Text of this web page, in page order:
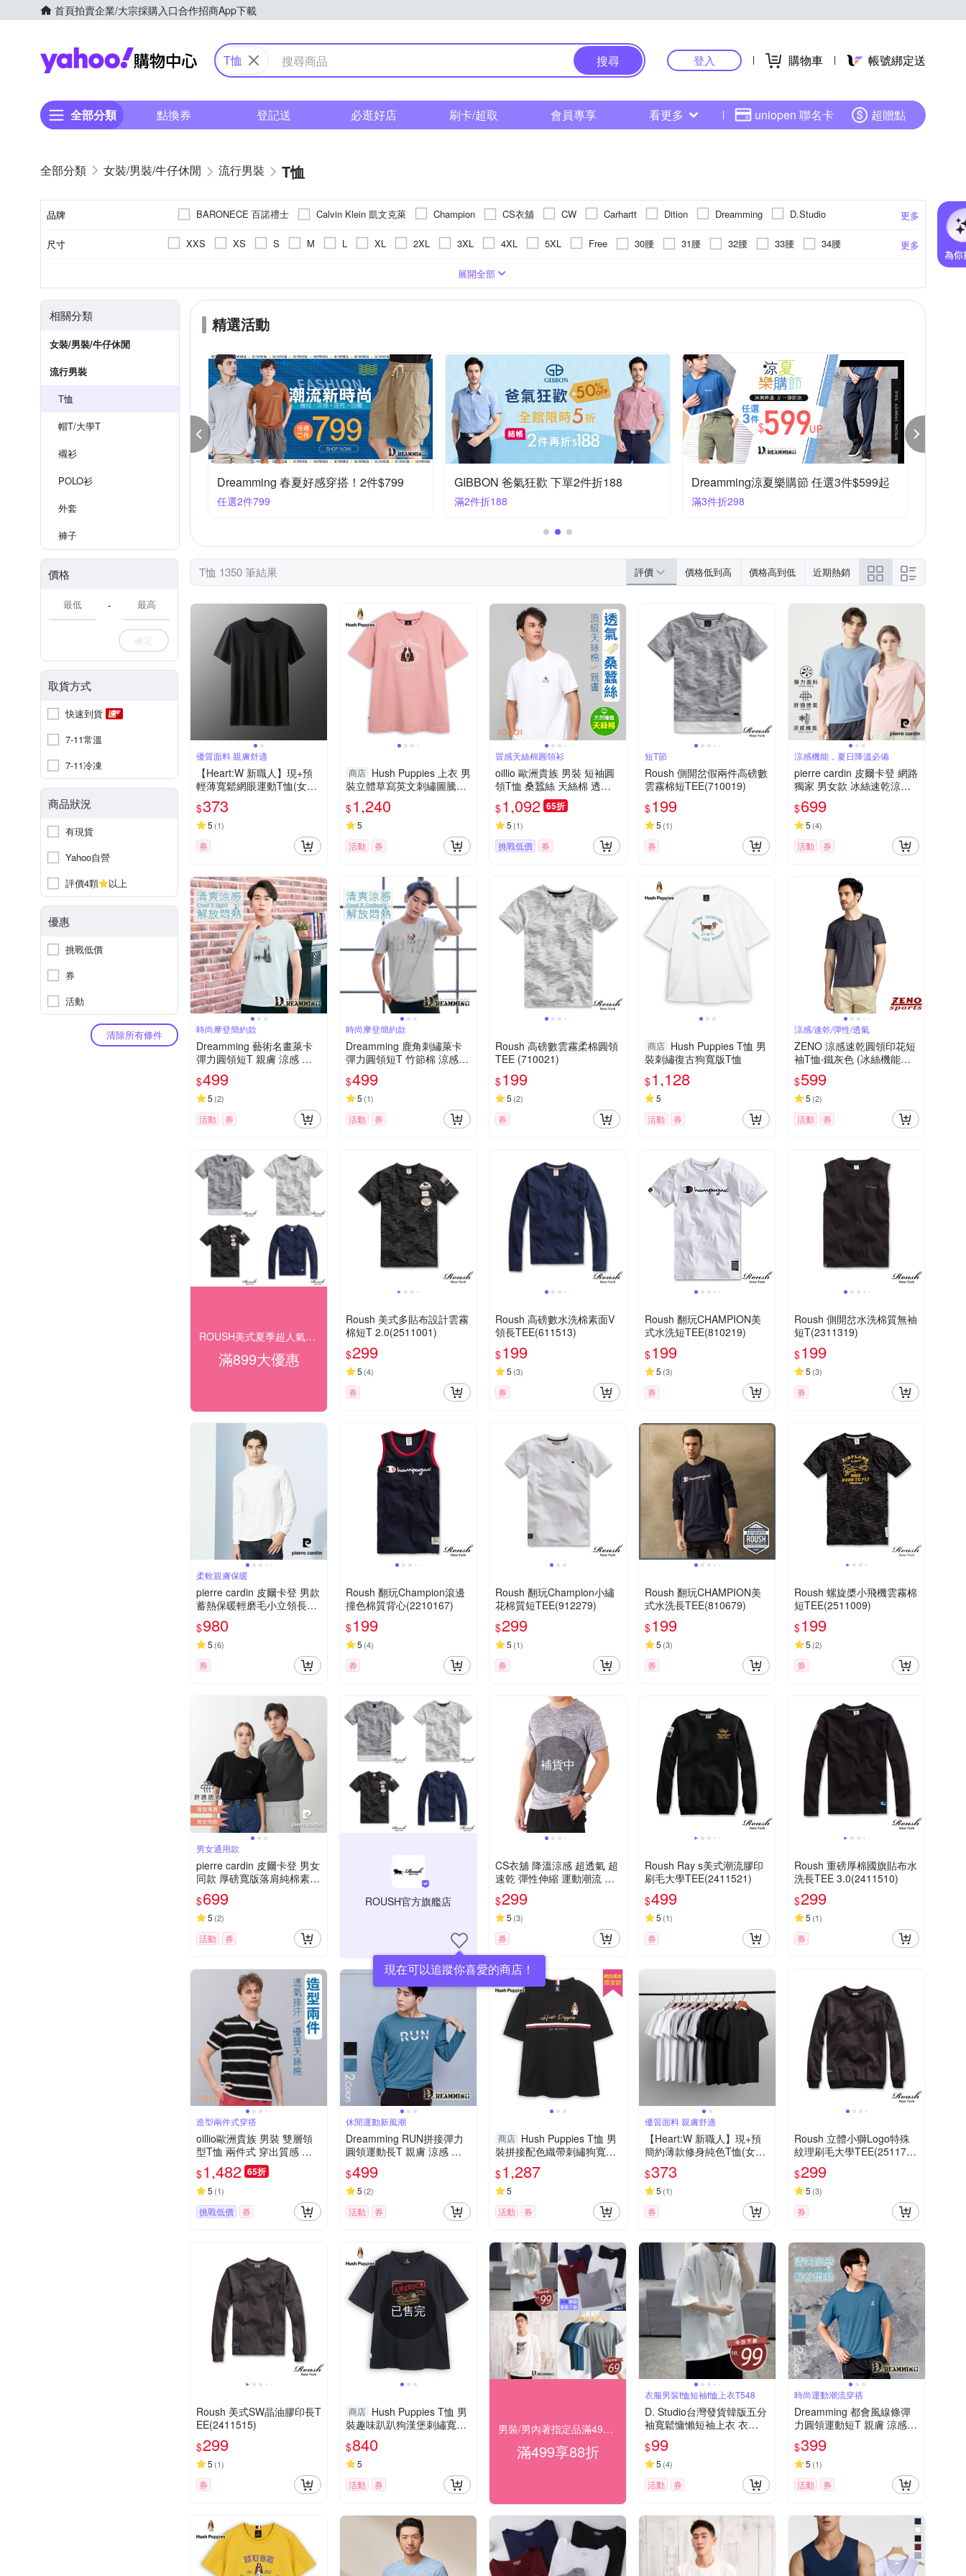
首頁拍賣企業/大宗採購入口合作招商App下載
Yahoo購物中心
T恤 搜尋 登入 購物車 帳號綁定送
全部分類 點換券 登記送 必逛好店 刷卡/超取 會員專享 看更多 uniopen 聯名卡 超贈點
女裝/男裝/牛仔休閒 流行男裝 T恤
品牌 更多
BARONECE 百諾禮士 Calvin Klein 凱文克萊 Champion CS衣舖 CW Carhartt Dition Dreamming
D.Studio
G+ 居家
Hush Puppies Heart:W 新職人 Heha KISSDIAMOND Minidesign ModaCore 摩達客 moz 瑞典
Mini 嚴選
United Athle
YVONNE 以旺傢飾 ZENO 米蘭精品 其他品牌
尺寸 更多
XXS XS S M L XL 2XL 3XL 4XL 5XL Free 30腰 31腰 32腰 33腰
34腰
LL
4L(實際約2L)
格紋
寬褲 POLO衫
直筒 長版
展開全部
相關分類
女裝/男裝/牛仔休閒
流行男裝
T恤
帽T/大學T
襯衫
POLO衫
外套
褲子
價格
-
確定
取貨方式
快速到貨
7-11常溫
7-11冷凍
商品狀況
有現貨
Yahoo自營
評價4顆
以上
優惠
挑戰低價
券
活動
清除所有條件
精選活動
登 父親節限定 滿988折88 Dreamming 春夏好感穿搭！2件$799
任選2件799
GIBBON 爸氣狂歡 下單2件折188
滿2件折188
Dreamming涼夏樂購節 任選3件$599起
滿3件折298
T恤 1350 筆結果 評價 價格低到高 價格高到低 近期熱銷
優質面料 親膚舒適
【Heart:W 新職人】現+預
輕薄寬鬆網眼運動T恤(女上
衣/男上衣/T恤/上衣)
$373
5 (1)
券
商店 Hush Puppies 上衣 男
裝立體草寫英文刺繡圖騰狗
上衣
$1,240
5
活動
券
質感天絲棉圓領衫
oillio 歐洲貴族 男裝 短袖圓
領T恤 桑蠶絲 天絲棉 透氣
排汗 簡約時尚 防皺 白色 法
國品牌
$1,092 65折
5 (1)
挑戰低價 券
短T節
Roush 側開岔假兩件高磅數
雲霧棉短TEE(710019)
$199
5 (1)
券
涼感機能，夏日降溫必備
pierre cardin 皮爾卡登 網路
獨家 男女款 冰絲速乾涼感
短袖T恤/運動圓領上衣(多色
任選)
$699
5 (4)
活動 券
時尚摩登簡約款
Dreamming 藝術名畫萊卡
彈力圓領短T 親膚 涼感 透
氣-共二色
$499
5 (2)
活動 券
時尚摩登簡約款
Dreamming 鹿角刺繡萊卡
彈力圓領短T 竹節棉 涼感
透氣-共二色
$499
5 (1)
活動 券
Roush 高磅數雲霧柔棉圓領
TEE (710021)
$199
5 (2)
券
商店 Hush Puppies T恤 男
裝刺繡復古狗寬版T恤
$1,128
5
活動
券
涼感/速乾/彈性/透氣
ZENO 涼感速乾圓領印花短
袖T恤‧鐵灰色 (冰絲機能短
袖上衣/舒適感T-Shirt)
$599
5 (2)
活動 券
ROUSH美式夏季超人氣商品 均一下殺$166起
滿899大優惠
Roush 美式多貼布設計雲霧
棉短T 2.0(2511001)
$299
5 (4)
券
Roush 高磅數水洗棉素面V
領長TEE(611513)
$199
5 (3)
券
Roush 翻玩CHAMPION美
式水洗短TEE(810219)
$199
5 (3)
券
Roush 側開岔水洗棉質無袖
短T(2311319)
$199
5 (3)
券
柔軟親膚保暖
pierre cardin 皮爾卡登 男款
蓄熱保暖輕磨毛小立領長袖
T恤-白色(7235291-90)
$980
5 (6)
券
Roush 翻玩Champion滾邊
撞色棉質背心(2210167)
$199
5 (4)
券
Roush 翻玩Champion小繡
花棉質短TEE(912279)
$299
5 (1)
券
Roush 翻玩CHAMPION美
式水洗長TEE(810679)
$199
5 (3)
券
Roush 螺旋槳小飛機雲霧棉
短TEE(2511009)
$199
5 (2)
券
男女通用款
pierre cardin 皮爾卡登 男女
同款 厚磅寬版落肩純棉素色
圓領短袖T恤(多色任選)
$699
5 (2)
活動 券
ROUSH官方旗艦店
現在可以追蹤你喜愛的商店！
補貨中
CS衣舖 降溫涼感 超透氣 超
速乾 彈性伸縮 運動潮流 冰
涼短袖TEE
$299
5 (3)
券
Roush Ray s美式潮流膠印
刷毛大學TEE(2411521)
$499
5 (1)
券
Roush 重磅厚棉國旗貼布水
洗長TEE 3.0(2411510)
$299
5 (1)
券
造型兩件式穿搭
oillio歐洲貴族 男裝 雙層領
型T恤 兩件式 穿出質感 舒
適自然棉 男女裝 黑色 法國
品牌 有大尺碼
$1,482 65折
5 (1)
挑戰低價 券
休閒運動新風潮
Dreamming RUN拼接彈力
圓領運動長T 親膚 涼感 透
氣-共二色
$499
5 (2)
活動 券
商店 Hush Puppies T恤 男
裝拼接配色織帶刺繡狗寬鬆
版短袖T恤
$1,287
5
活動
券
優質面料 親膚舒適
【Heart:W 新職人】現+預
簡約薄款修身純色T恤(女上
衣/男上衣/T恤/上衣)
$373
5 (1)
券
Roush 立體小獅Logo特殊
紋理刷毛大學TEE(251179
9)
$299
5 (3)
券
Roush 美式SW晶油膠印長T
EE(2411515)
$299
5 (1)
券
已售完
商店 Hush Puppies T恤 男
裝趣味趴趴狗漢堡刺繡寬版
T恤
$840
5
活動
券
男裝/男內著指定品滿499結帳享88折
滿499享88折
衣服男裝t恤短袖t恤上衣T548
D. Studio台灣發貨韓版五分
袖寬鬆慵懶短袖上衣 衣
服 男裝 t恤 短袖t恤 上衣T5
48
$99
5 (4)
活動 券
時尚運動潮流穿搭
Dreamming 都會風線條彈
力圓領運動短T 親膚 涼感
透氣-共二色
$399
5 (1)
活動 券